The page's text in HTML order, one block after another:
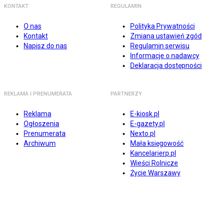
KONTAKT
O nas
Kontakt
Napisz do nas
REGULAMIN
Polityka Prywatności
Zmiana ustawień zgód
Regulamin serwisu
Informacje o nadawcy
Deklaracja dostępności
REKLAMA I PRENUMERATA
Reklama
Ogłoszenia
Prenumerata
Archiwum
PARTNERZY
E-kiosk.pl
E-gazety.pl
Nexto.pl
Mała księgowość
Kancelarierp.pl
Wieści Rolnicze
Życie Warszawy